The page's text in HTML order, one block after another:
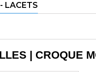
LACETS
| CROQUE